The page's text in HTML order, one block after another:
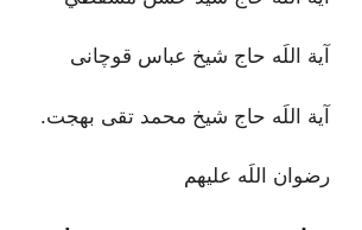
آية اللَه حاج شیخ عباس قوچانی
آية اللَه حاج شیخ محمد تقی بهجت.
رضوان اللَه علیهم